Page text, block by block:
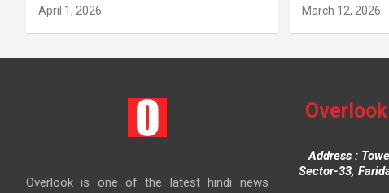
April 1, 2026 March 12, 2026
Overlook is one of the latest hindi news
Address :
Sector-33,